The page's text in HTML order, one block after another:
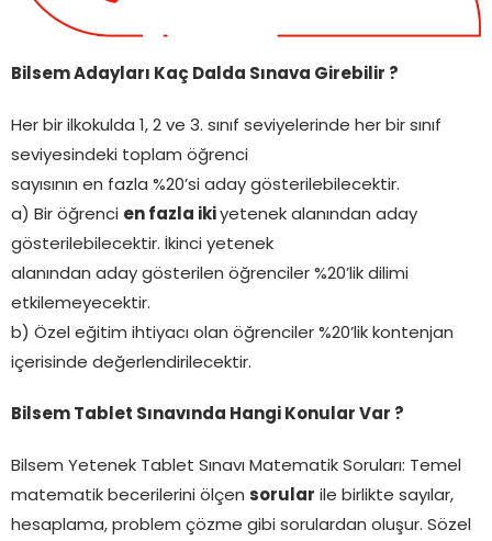
Bilsem Adayları Kaç Dalda Sınava Girebilir ?
Her bir ilkokulda 1, 2 ve 3. sınıf seviyelerinde her bir sınıf
seviyesindeki toplam öğrenci
sayısının en fazla %20’si aday gösterilebilecektir.
a) Bir öğrenci en fazla iki yetenek alanından aday
gösterilebilecektir. İkinci yetenek
alanından aday gösterilen öğrenciler %20’lik dilimi
etkilemeyecektir.
b) Özel eğitim ihtiyacı olan öğrenciler %20’lik kontenjan
içerisinde değerlendirilecektir.
Bilsem Tablet Sınavında Hangi Konular Var ?
Bilsem Yetenek Tablet Sınavı Matematik Soruları: Temel
matematik becerilerini ölçen sorular ile birlikte sayılar,
hesaplama, problem çözme gibi sorulardan oluşur. Sözel